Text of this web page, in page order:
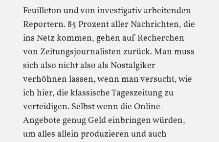
Feuilleton und von investigativ arbeitenden
Reportern. 85 Prozent aller Nachrichten, die
ins Netz kommen, gehen auf Recherchen
von Zeitungsjournalisten zurück. Man muss
sich also nicht also als Nostalgiker
verhöhnen lassen, wenn man versucht, wie
ich hier, die klassische Tageszeitung zu
verteidigen. Selbst wenn die Online-
Angebote genug Geld einbringen würden,
um alles allein produzieren und auch